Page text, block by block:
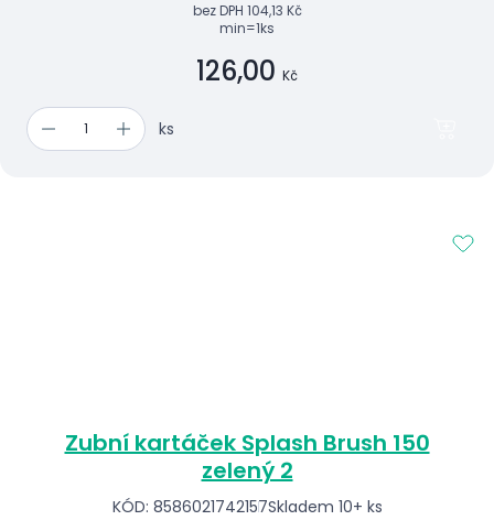
bez DPH 104,13 Kč
min=1ks
126,00 Kč
ks
Zubní kartáček Splash Brush 150
zelený 2
KÓD: 8586021742157Skladem 10+ ks